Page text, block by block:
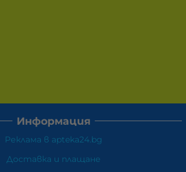
Информация
Реклама в apteka24.bg
Доставка и плащане